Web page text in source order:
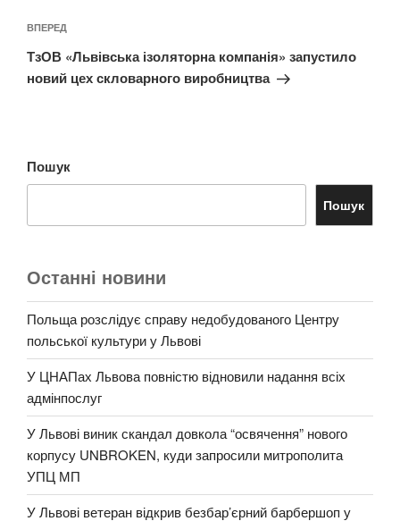
Наступний
запис
ВПЕРЕД
ТзОВ «Львівська ізоляторна компанія» запустило
новий цех скловарного виробництва
Пошук
Пошук
Останні новини
Польща розслідує справу недобудованого Центру
польської культури у Львові
У ЦНАПах Львова повністю відновили надання всіх
адмінпослуг
У Львові виник скандал довкола “освячення” нового
корпусу UNBROKEN, куди запросили митрополита
УПЦ МП
У Львові ветеран відкрив безбар’єрний барбершоп у